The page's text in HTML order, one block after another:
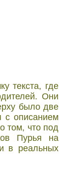
текста, где
Они
было две
с описанием
том, что под
Пурья на
в реальных